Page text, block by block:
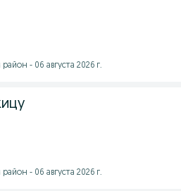
- 06 августа 2026 г.
- 06 августа 2026 г.